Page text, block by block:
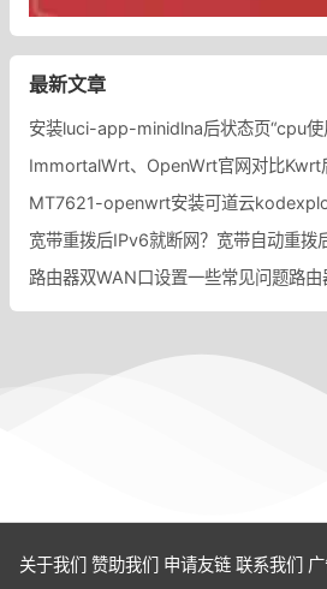
最新文章
ImmortalWrt、OpenWrt官网对比Kwrt
MT7621-openwrt安装可道云
宽带重拨后IPv6就断网？宽带自动重拨
路由器双WAN口设置一些常见问题路
关于我们 赞助我们 申请友链 联系我们 广